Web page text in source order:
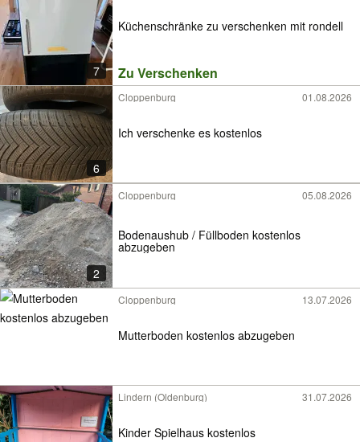
7
Küchenschränke zu verschenken mit rondell
Zu Verschenken
6
Cloppenburg 01.08.2026
Ich verschenke es kostenlos
2
Cloppenburg 05.08.2026
Bodenaushub / Füllboden kostenlos
abzugeben
Cloppenburg 13.07.2026
Mutterboden kostenlos abzugeben
Lindern (Oldenburg) 31.07.2026
Kinder Spielhaus kostenlos